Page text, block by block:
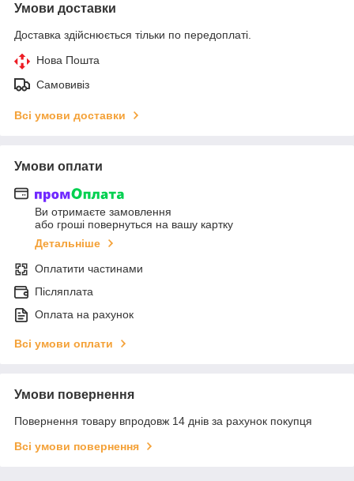
Умови доставки
Доставка здійснюється тільки по передоплаті.
Нова Пошта
Самовивіз
Всі умови доставки
Умови оплати
Ви отримаєте замовлення
або гроші повернуться на вашу картку
Детальніше
Оплатити частинами
Післяплата
Оплата на рахунок
Всі умови оплати
Умови повернення
Повернення товару впродовж 14 днів за рахунок покупця
Всі умови повернення